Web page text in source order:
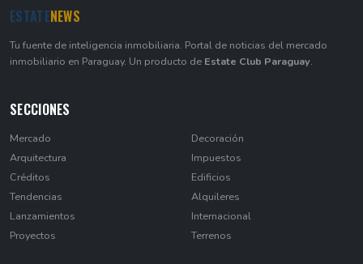
ESTATENEWS
Tu fuente de inteligencia inmobiliaria. Portal de noticias del mercado
inmobiliario en Paraguay. Un producto de Estate Club Paraguay.
SECCIONES
Mercado
Arquitectura
Créditos
Tendencias
Lanzamientos
Proyectos
Decoración
Impuestos
Edificios
Alquileres
Internacional
Terrenos